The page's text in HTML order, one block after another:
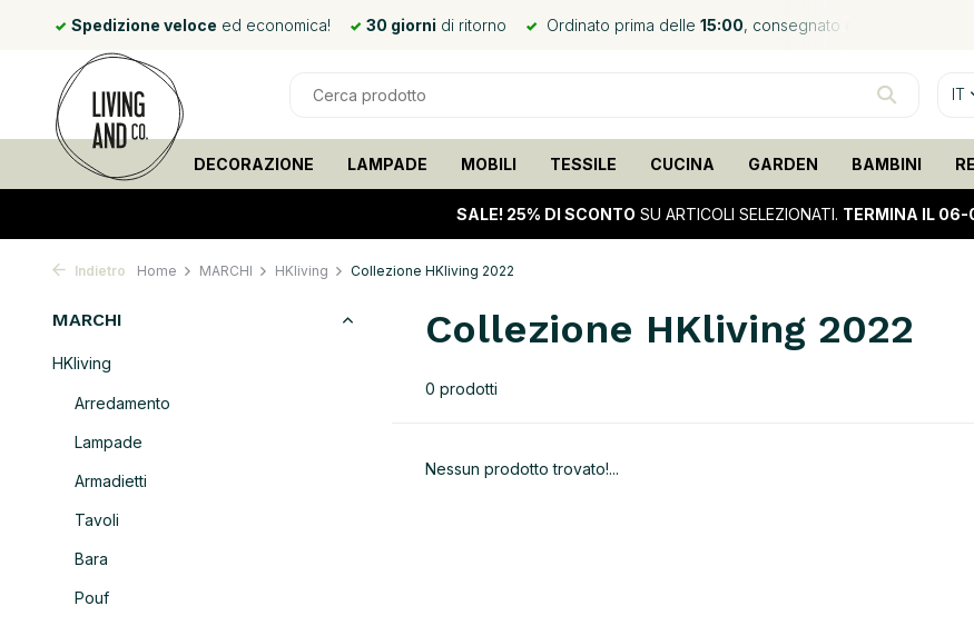
Spedizione veloce ed economica! 30 giorni di ritorno Ordinato prima delle 15:00, consegnato domani*
IT
DECORAZIONE LAMPADE MOBILI TESSILE CUCINA GARDEN BAMBINI
SALE! 25% DI SCONTO SU ARTICOLI SELEZIONATI. TERMINA IL
Indietro Home MARCHI HKliving Collezione HKliving 2022
MARCHI
HKliving
Arredamento
Lampade
Armadietti
Tavoli
Bara
Pouf
Collezione HKliving 2022
0 prodotti
Nessun prodotto trovato!...